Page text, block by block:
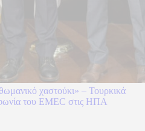
χαστούκι» – Τουρκικά
του EMEC στις ΗΠΑ